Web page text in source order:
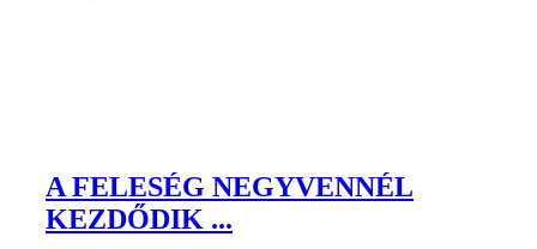
A FELESÉG NEGYVENNÉL
KEZDŐDIK ...